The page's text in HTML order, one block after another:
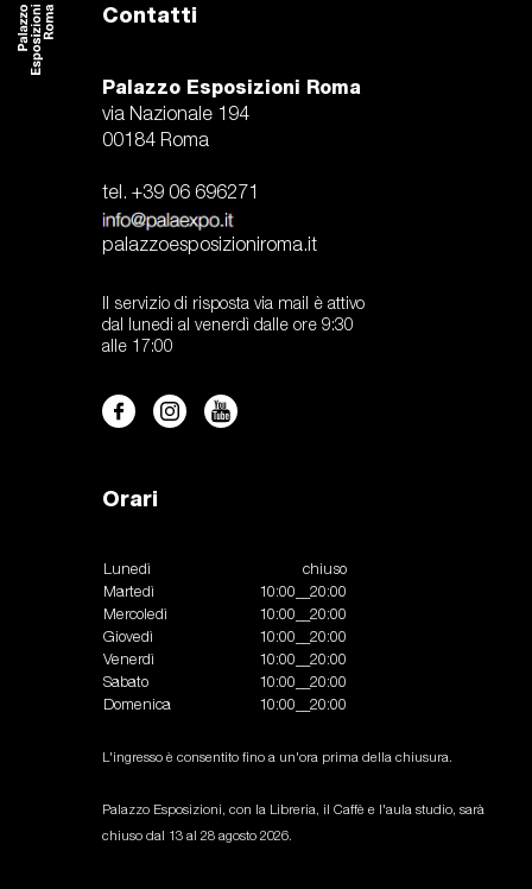
Contatti
Palazzo Esposizioni Roma
via Nazionale 194
00184 Roma
tel. +39 06 696271
palazzoesposizioniroma.it
Il servizio di risposta via mail è attivo
dal lunedi al venerdì dalle ore 9:30
alle 17:00
Orari
Lunedì
chiuso
Martedì
10:00__20:00
Mercoledì
10:00__20:00
Giovedì
10:00__20:00
Venerdì
10:00__20:00
Sabato
10:00__20:00
Domenica
10:00__20:00
L'ingresso è consentito fino a un'ora prima della chiusura.
Palazzo Esposizioni, con la Libreria, il Caffè e l'aula studio, sarà
chiuso dal 13 al 28 agosto 2026.